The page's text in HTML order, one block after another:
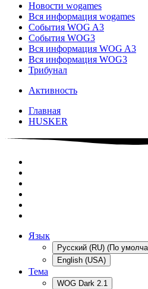
Новости wogames
Вся информация wogames
События WOG A3
События WOG3
Вся информация WOG A3
Вся информация WOG3
Трибунал
Активность
Главная
HUSKER
Язык
Русский (RU) (По
English (USA)
Тема
WOG Dark 2.1